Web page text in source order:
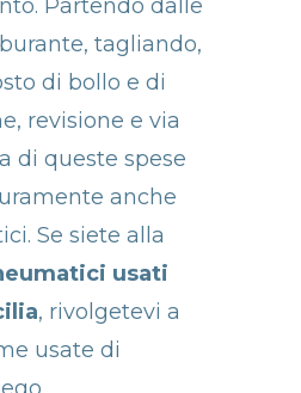
Partendo dalle
tagliando,
di bollo e di
revisione e via
di queste spese
anche
Se siete alla
usati
, rivolgetevi a
usate di